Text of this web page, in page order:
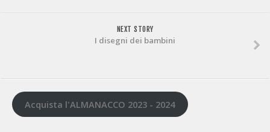
NEXT STORY
I disegni dei bambini
Acquista l'ALMANACCO 2023 - 2024